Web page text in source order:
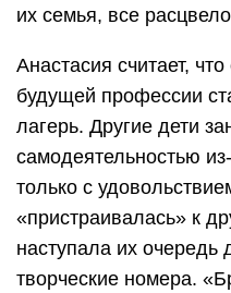
их семья, все
Анастасия считает,
будущей профессии
лагерь. Другие дети
самодеятельностью
только с
«пристраивалась» к
наступала их очередь
творческие номера.